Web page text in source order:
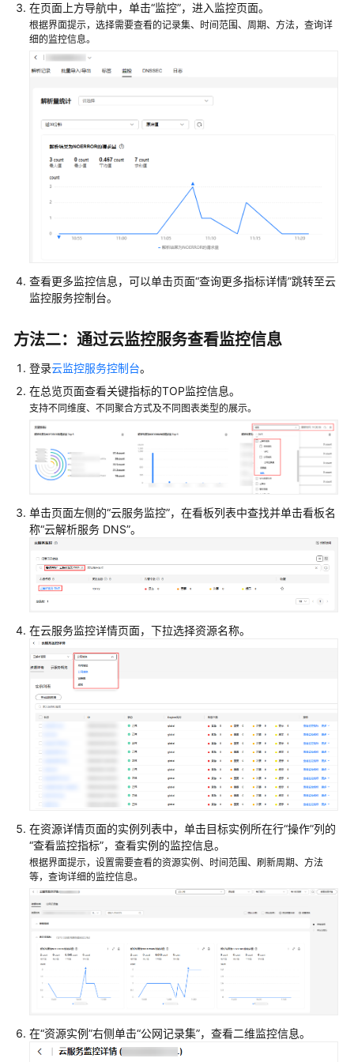
通
过
授
使
用
权
限
名
解
理
内
网
名
解
析
理
反
向
解
析
理
解
析
器
管
管
理
使
用
CES
DNS
监
控
解
析
在页面上方导航中，单击“监控”，进入监控页面。
根据界面提示，选择需要查看的记录集、时间范围、周期、方法，查询详
细的监控信息。
查看更多监控信息，可以单击页面“查询更多指标详情”跳转至云
监控服务控制台。
方法二：通过云监控服务查看监控信息
登录云监控服务控制台。
在总览页面查看关键指标的TOP监控信息。
支持不同维度、不同聚合方式及不同图表类型的展示。
单击页面左侧的“云服务监控”，在看板列表中查找并单击看板名
称“云解析服务 DNS”。
在云服务监控详情页面，下拉选择资源名称。
在资源详情页面的实例列表中，单击目标实例所在行“操作”列的
“查看监控指标”，查看实例的监控信息。
根据界面提示，设置需要查看的资源实例、时间范围、刷新周期、方法
等，查询详细的监控信息。
在“资源实例”右侧单击“公网记录集”，查看二维监控信息。